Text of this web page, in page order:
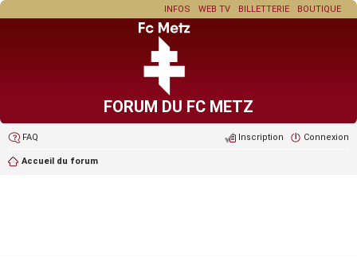
BOUTIQUE
BILLETTERIE
WEB TV
INFOS
FORUM DU FC METZ
FAQ Connexion
Inscription
Accueil du forum